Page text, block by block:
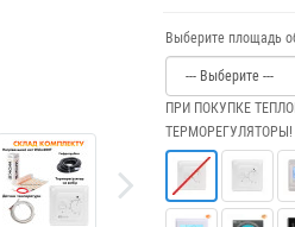
Выберите площадь
ПРИ ПОКУПКЕ
ТЕРМОРЕГУЛЯТОРЫ!